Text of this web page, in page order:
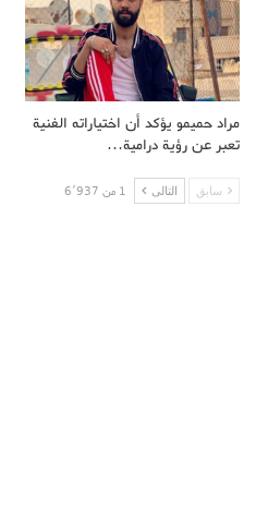
مراد حميمو يؤكد أن اختياراته الفنية
تعبر عن رؤية درامية…
سابق التالى 1 من 6٬937